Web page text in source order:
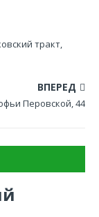
тракт,
ВПЕРЕД
Перовской, 44